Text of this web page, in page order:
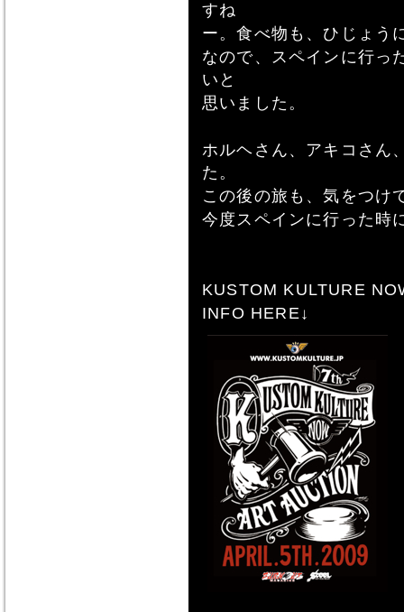
すね
ー。食べ物も、ひじょう
なので、スペインに行っ
いと
思いました。
ホルヘさん、アキコさん
た。
この後の旅も、気をつけ
今度スペインに行った時
KUSTOM KULTURE
INFO HERE↓